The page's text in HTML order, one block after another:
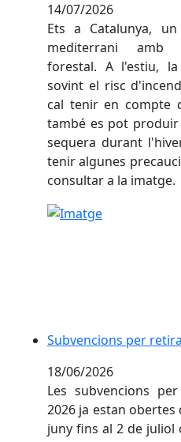
14/07/2026
Ets a Catalunya,
mediterrani amb
forestal. A l'estiu, la
sovint el risc
cal tenir en compte
també es pot
sequera durant
tenir algunes
consultar a la imatge.
Subvencions per
Subvencions per
18/06/2026
Les subvencions
2026 ja estan obertes
juny fins al 2 de juliol